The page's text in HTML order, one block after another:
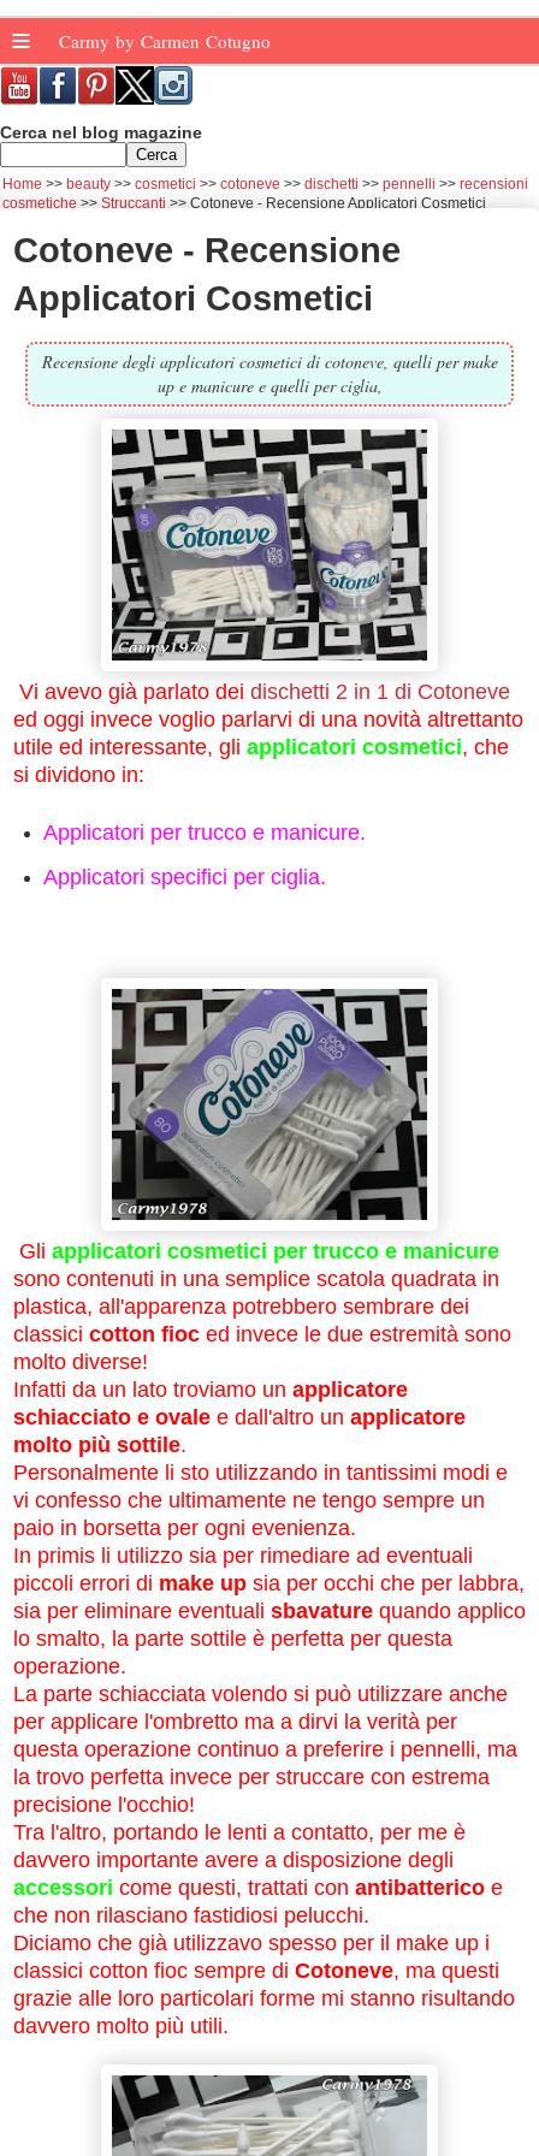
≡ Carmy by Carmen Cotugno
Cerca nel blog magazine
Home beauty cosmetici cotoneve dischetti pennelli
recensioni
cosmetiche
Struccanti Cotoneve - Recensione Applicatori Cosmetici
Cotoneve - Recensione
Applicatori Cosmetici
Recensione degli applicatori cosmetici di cotoneve, quelli per make
up e manicure e quelli per ciglia,
Vi avevo già parlato dei dischetti 2 in 1 di Cotoneve
ed oggi invece voglio parlarvi di una novità altrettanto
utile ed interessante, gli applicatori cosmetici, che
si dividono in:
Applicatori per trucco e manicure.
Applicatori specifici per ciglia.
Gli applicatori cosmetici per trucco e manicure
sono contenuti in una semplice scatola quadrata in
plastica, all'apparenza potrebbero sembrare dei
classici cotton fioc ed invece le due estremità sono
molto diverse!
Infatti da un lato troviamo un applicatore
schiacciato e ovale e dall'altro un applicatore
molto più sottile.
Personalmente li sto utilizzando in tantissimi modi e
vi confesso che ultimamente ne tengo sempre un
paio in borsetta per ogni evenienza.
In primis li utilizzo sia per rimediare ad eventuali
piccoli errori di make up sia per occhi che per labbra,
sia per eliminare eventuali sbavature quando applico
lo smalto, la parte sottile è perfetta per questa
operazione.
La parte schiacciata volendo si può utilizzare anche
per applicare l'ombretto ma a dirvi la verità per
questa operazione continuo a preferire i pennelli, ma
la trovo perfetta invece per struccare con estrema
precisione l'occhio!
Tra l'altro, portando le lenti a contatto, per me è
davvero importante avere a disposizione degli
accessori come questi, trattati con antibatterico e
che non rilasciano fastidiosi pelucchi.
Diciamo che già utilizzavo spesso per il make up i
classici cotton fioc sempre di Cotoneve, ma questi
grazie alle loro particolari forme mi stanno risultando
davvero molto più utili.